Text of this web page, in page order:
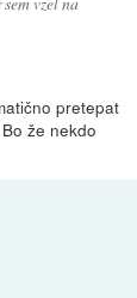
pretepat
že nekdo